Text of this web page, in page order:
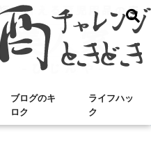
ブログのキ
ロク
ライフハッ
ク